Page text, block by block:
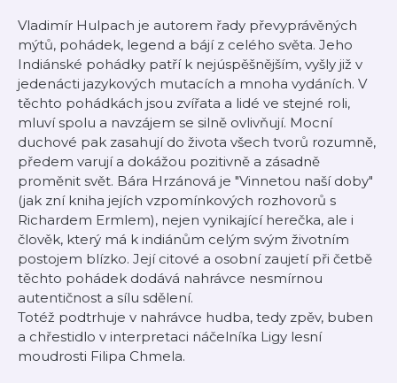
Vladimír Hulpach je autorem řady převyprávěných
mýtů, pohádek, legend a bájí z celého světa. Jeho
Indiánské pohádky patří k nejúspěšnějším, vyšly již v
jedenácti jazykových mutacích a mnoha vydáních. V
těchto pohádkách jsou zvířata a lidé ve stejné roli,
mluví spolu a navzájem se silně ovlivňují. Mocní
duchové pak zasahují do života všech tvorů rozumně,
předem varují a dokážou pozitivně a zásadně
proměnit svět. Bára Hrzánová je "Vinnetou naší doby"
(jak zní kniha jejích vzpomínkových rozhovorů s
Richardem Ermlem), nejen vynikající herečka, ale i
člověk, který má k indiánům celým svým životním
postojem blízko. Její citové a osobní zaujetí při četbě
těchto pohádek dodává nahrávce nesmírnou
autentičnost a sílu sdělení.
Totéž podtrhuje v nahrávce hudba, tedy zpěv, buben
a chřestidlo v interpretaci náčelníka Ligy lesní
moudrosti Filipa Chmela.